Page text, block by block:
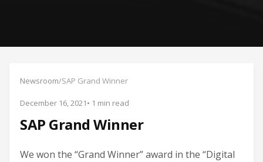
Newsroom/SAP Grand Winner
December 16, 2021• 1 min read
SAP Grand Winner
We won the “Grand Winner” award in the “Digital